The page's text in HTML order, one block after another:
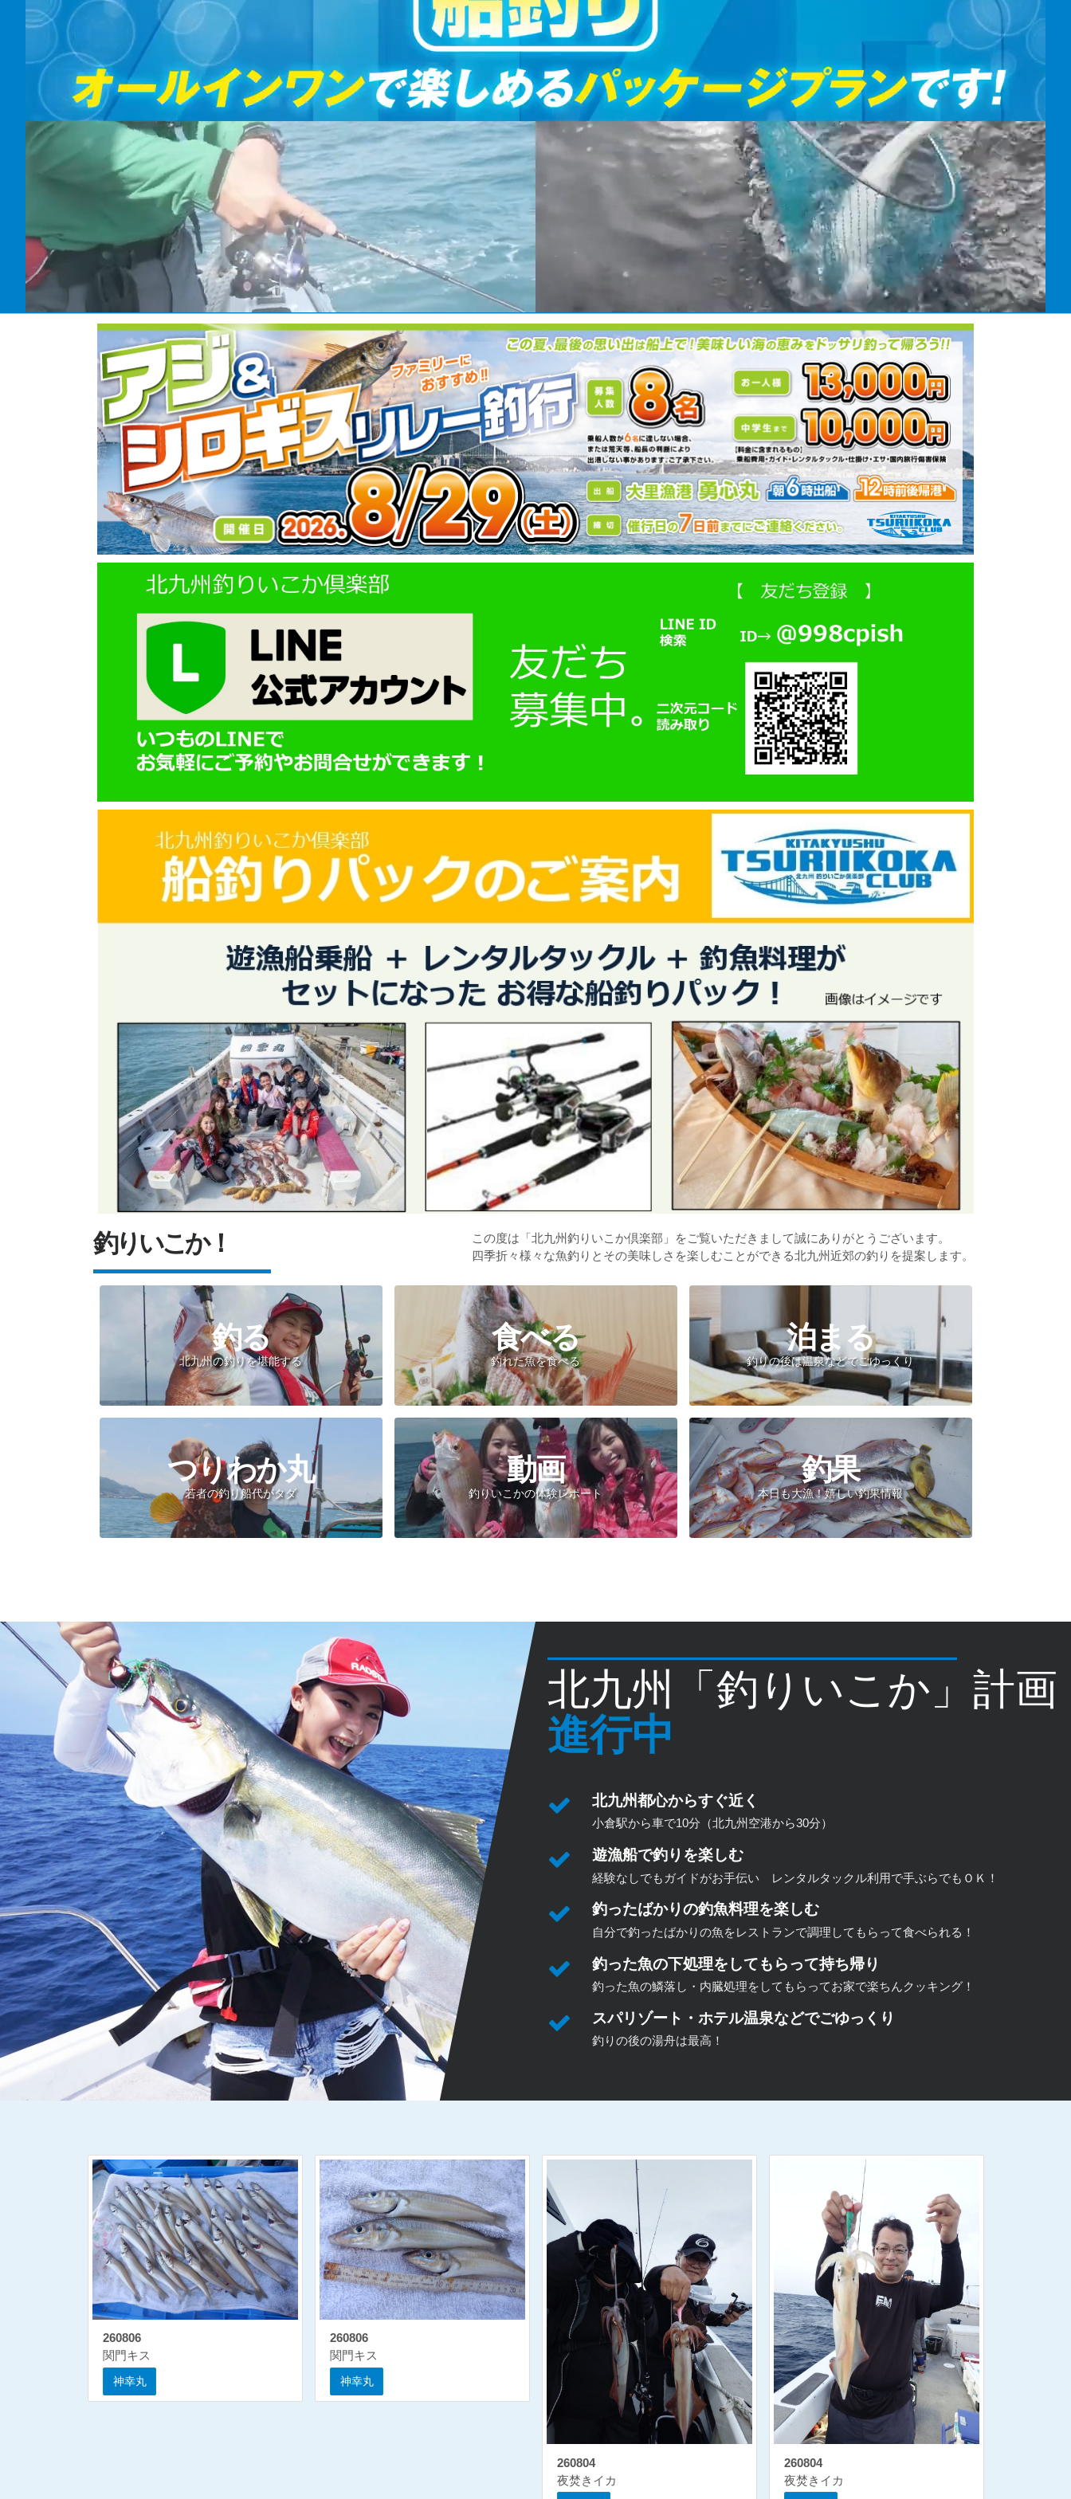
釣りいこか！
この度は「北九州釣りいこか倶楽部」をご覧いただきまして誠にありがとうございます。
四季折々様々な魚釣りとその美味しさを楽しむことができる北九州近郊の釣りを提案します。
釣る
北九州の釣りを堪能する
食べる
釣れた魚を食べる
泊まる
釣りの後は温泉などでごゆっくり
つりわか丸
若者の釣り船代がタダ
動画
釣りいこかの体験レポート
釣果
本日も大漁！嬉しい釣果情報
北九州「釣りいこか」計画
進行中
北九州都心からすぐ近く
小倉駅から車で10分（北九州空港から30分）
遊漁船で釣りを楽しむ
経験なしでもガイドがお手伝い レンタルタックル利用で手ぶらでもＯＫ！
釣ったばかりの釣魚料理を楽しむ
自分で釣ったばかりの魚をレストランで調理してもらって食べられる！
釣った魚の下処理をしてもらって持ち帰り
釣った魚の鱗落し・内臓処理をしてもらってお家で楽ちんクッキング！
スパリゾート・ホテル温泉などでごゆっくり
釣りの後の湯舟は最高！
260806
関門キス
神幸丸
260806
関門キス
神幸丸
260804
夜焚きイカ
260804
夜焚きイカ